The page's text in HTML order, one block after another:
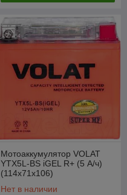
Мотоаккумулятор VOLAT
YTX5L-BS iGEL R+ (5 А/ч)
(114x71x106)
Нет в наличии